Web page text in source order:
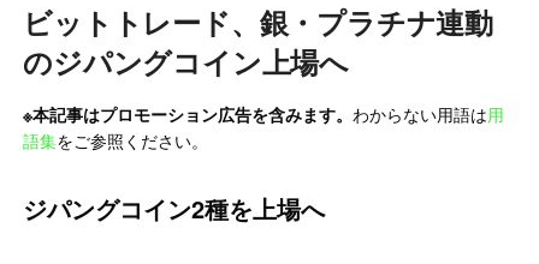
ビットトレード、銀・プラチナ連動
のジパングコイン上場へ
※本記事はプロモーション広告を含みます。わからない用語は用
語集をご参照ください。
ジパングコイン2種を上場へ